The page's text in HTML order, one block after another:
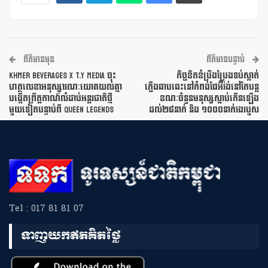
ព័ត៌មានមុន
Khmer Beverages x T.Y Media ចុះ
ហត្ថលេខាអនុស្សារណៈយោគយល់គ្នា
បង្កើតព្រឹត្តកាណ៍លំដាប់អន្តរជាតិថ្មី
មួយទៀតបន្ទាប់ពី Queen Legends
ព័ត៌មានបន្ទាប់
កិច្ចខិតខំប្រឹងប្រែងទប់ស្កាត់
ភ្លើងឆាបឆេះនៅកំពង់ផែអ៊ីរ៉ង់នៅតែបន្ត
ខណៈចំនួនមនុស្សស្លាប់កើនឡើង
ដល់២៨នាក់ និង ១០០០នាក់រងរបួស
Tel : 017 81 81 07
ទាញយកឥតគិតថ្លៃ